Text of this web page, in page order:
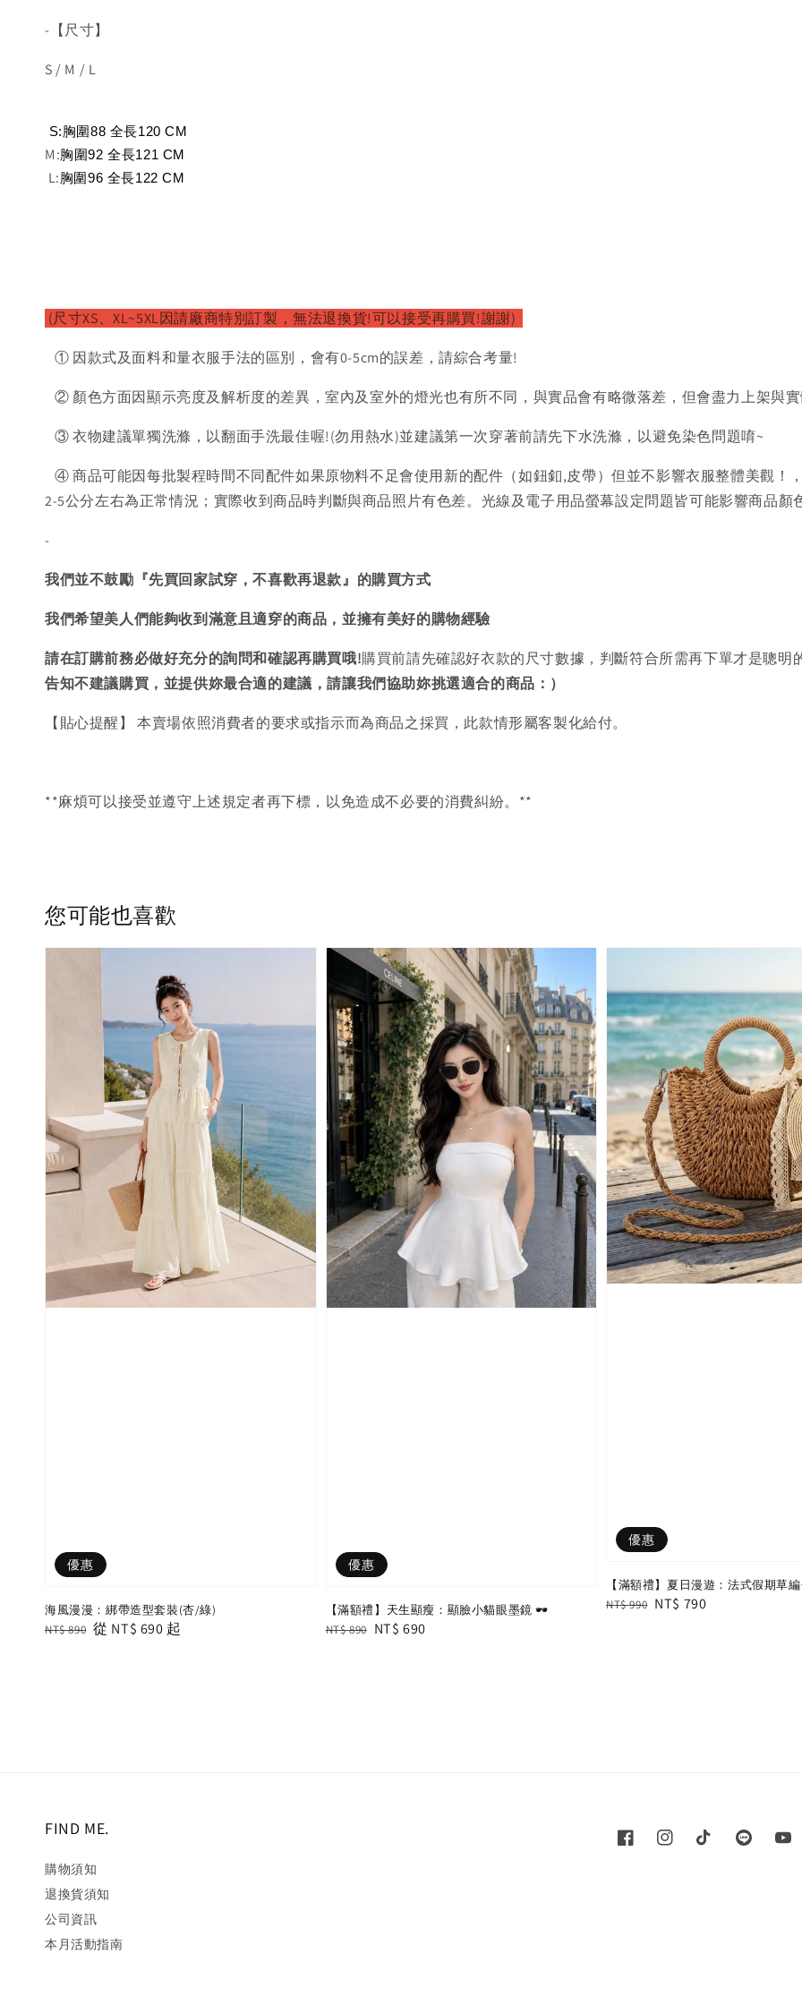
-【尺寸】
S / M / L
S:胸圍88 全長120 CM
M:胸圍92 全長121 CM
L:胸圍96 全長122 CM
(尺寸XS、XL~5XL因請廠商特別訂製，無法退換貨!可以接受再購買!謝謝)
① 因款式及面料和量衣服手法的區別，會有0-5cm的誤差，請綜合考量!
② 顏色方面因顯示亮度及解析度的差異，室內及室外的燈光也有所不同，與實品會有略微落差，但會盡力上架與實
③ 衣物建議單獨洗滌，以翻面手洗最佳喔!(勿用熱水)並建議第一次穿著前請先下水洗滌，以避免染色問題唷~
④ 商品可能因每批製程時間不同配件如果原物料不足會使用新的配件（如鈕釦,皮帶）但並不影響衣服整體美觀！
2-5公分左右為正常情況；實際收到商品時判斷與商品照片有色差。光線及電子用品螢幕設定問題皆可能影響商品顏
-
我們並不鼓勵『先買回家試穿，不喜歡再退款』的購買方式
我們希望美人們能夠收到滿意且適穿的商品，並擁有美好的購物經驗
請在訂購前務必做好充分的詢問和確認再購買哦!購買前請先確認好衣款的尺寸數據，判斷符合所需再下單才是聰明
告知不建議購買， 並提供妳最合適的建議，請讓我們協助妳挑選適合的商品：）
【貼心提醒】 本賣場依照消費者的要求或指示而為商品之採買，此款情形屬客製化給付。
**麻煩可以接受並遵守上述規定者再下標，以免造成不必要的消費糾紛。**
您可能也喜歡
優惠
海風漫漫：綁帶造型套裝(杏/綠)
Regular
NT$ 890 Sale
從 NT$ 690 起
優惠
【滿額禮】天生顯瘦：顯臉小貓眼墨鏡 🕶️
Regular
NT$ 890 Sale
NT$ 690
優惠
【滿額禮】夏日漫遊：法式假期草
Regular
NT$ 990 Sale
NT$ 790
FIND ME.
購物須知
退換貨須知
公司資訊
本月活動指南